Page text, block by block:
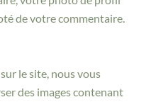
de votre commentaire.
le site, nous vous
des images contenant